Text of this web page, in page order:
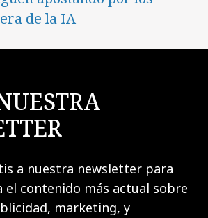
de la IA
a nuestra newsletter para
el contenido más actual sobre
marketing, y